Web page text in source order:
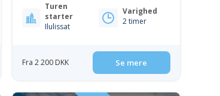
Turen
starter
Ilulissat
Varighed
2 timer
Fra 2 200 DKK Se mere